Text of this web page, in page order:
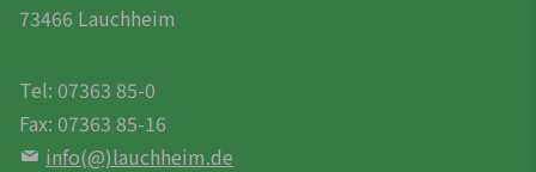
73466 Lauchheim
Tel: 07363 85-0
Fax: 07363 85-16
info(@)lauchheim.de